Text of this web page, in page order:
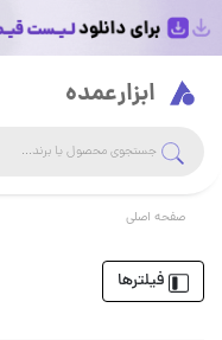
ابزارعمده
جستجوی فروشگاه
صفحه اصلی
فیلترها